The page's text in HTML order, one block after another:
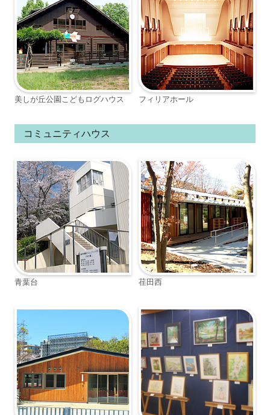
美しが丘公園こどもログハウス フィリアホール
コミュニティハウス
青葉台 荏田西